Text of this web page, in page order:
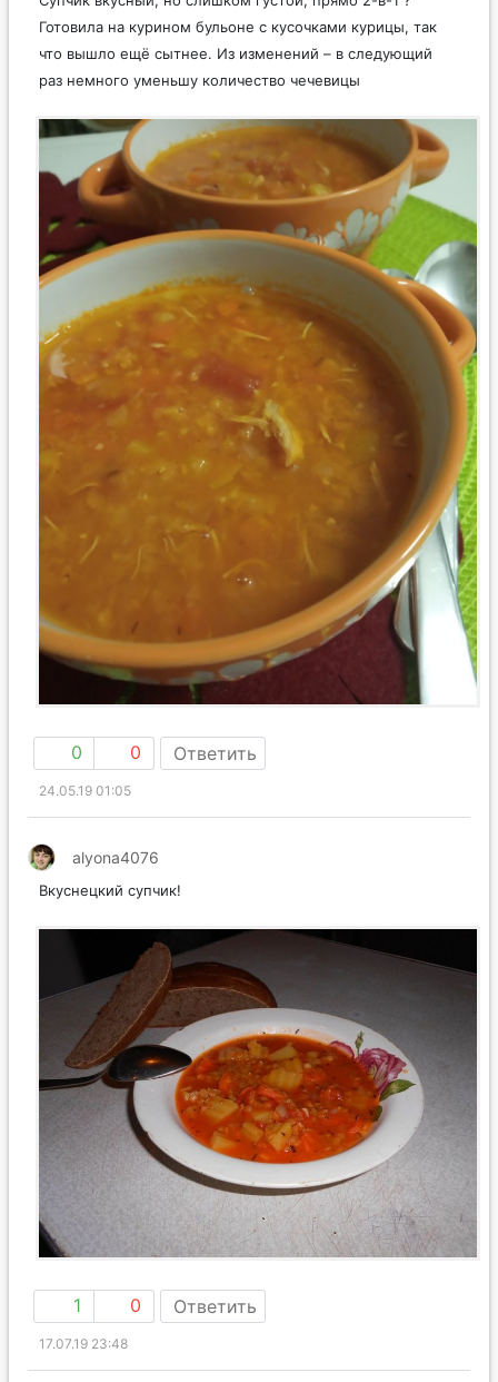
Готовила на курином бульоне с кусочками курицы, так
что вышло ещё сытнее. Из изменений – в следующий
раз немного уменьшу количество чечевицы
0 0 Ответить
24.05.19 01:05
alyona4076
Вкуснецкий супчик!
1 0 Ответить
17.07.19 23:48